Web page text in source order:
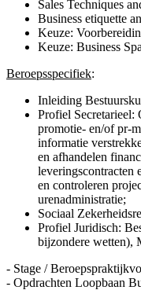
Sales Techniques
Business etiquette
Keuze:
Keuze: Business
Beroepsspecifiek:
Inleiding
Profiel
promotie- en/of pr-
informatie
en afhandelen
leveringscontracten
en controleren
urenadministratie;
Sociaal
Profiel Juridisch:
bijzondere wetten),
- Stage /
- Opdrachten Loopbaan